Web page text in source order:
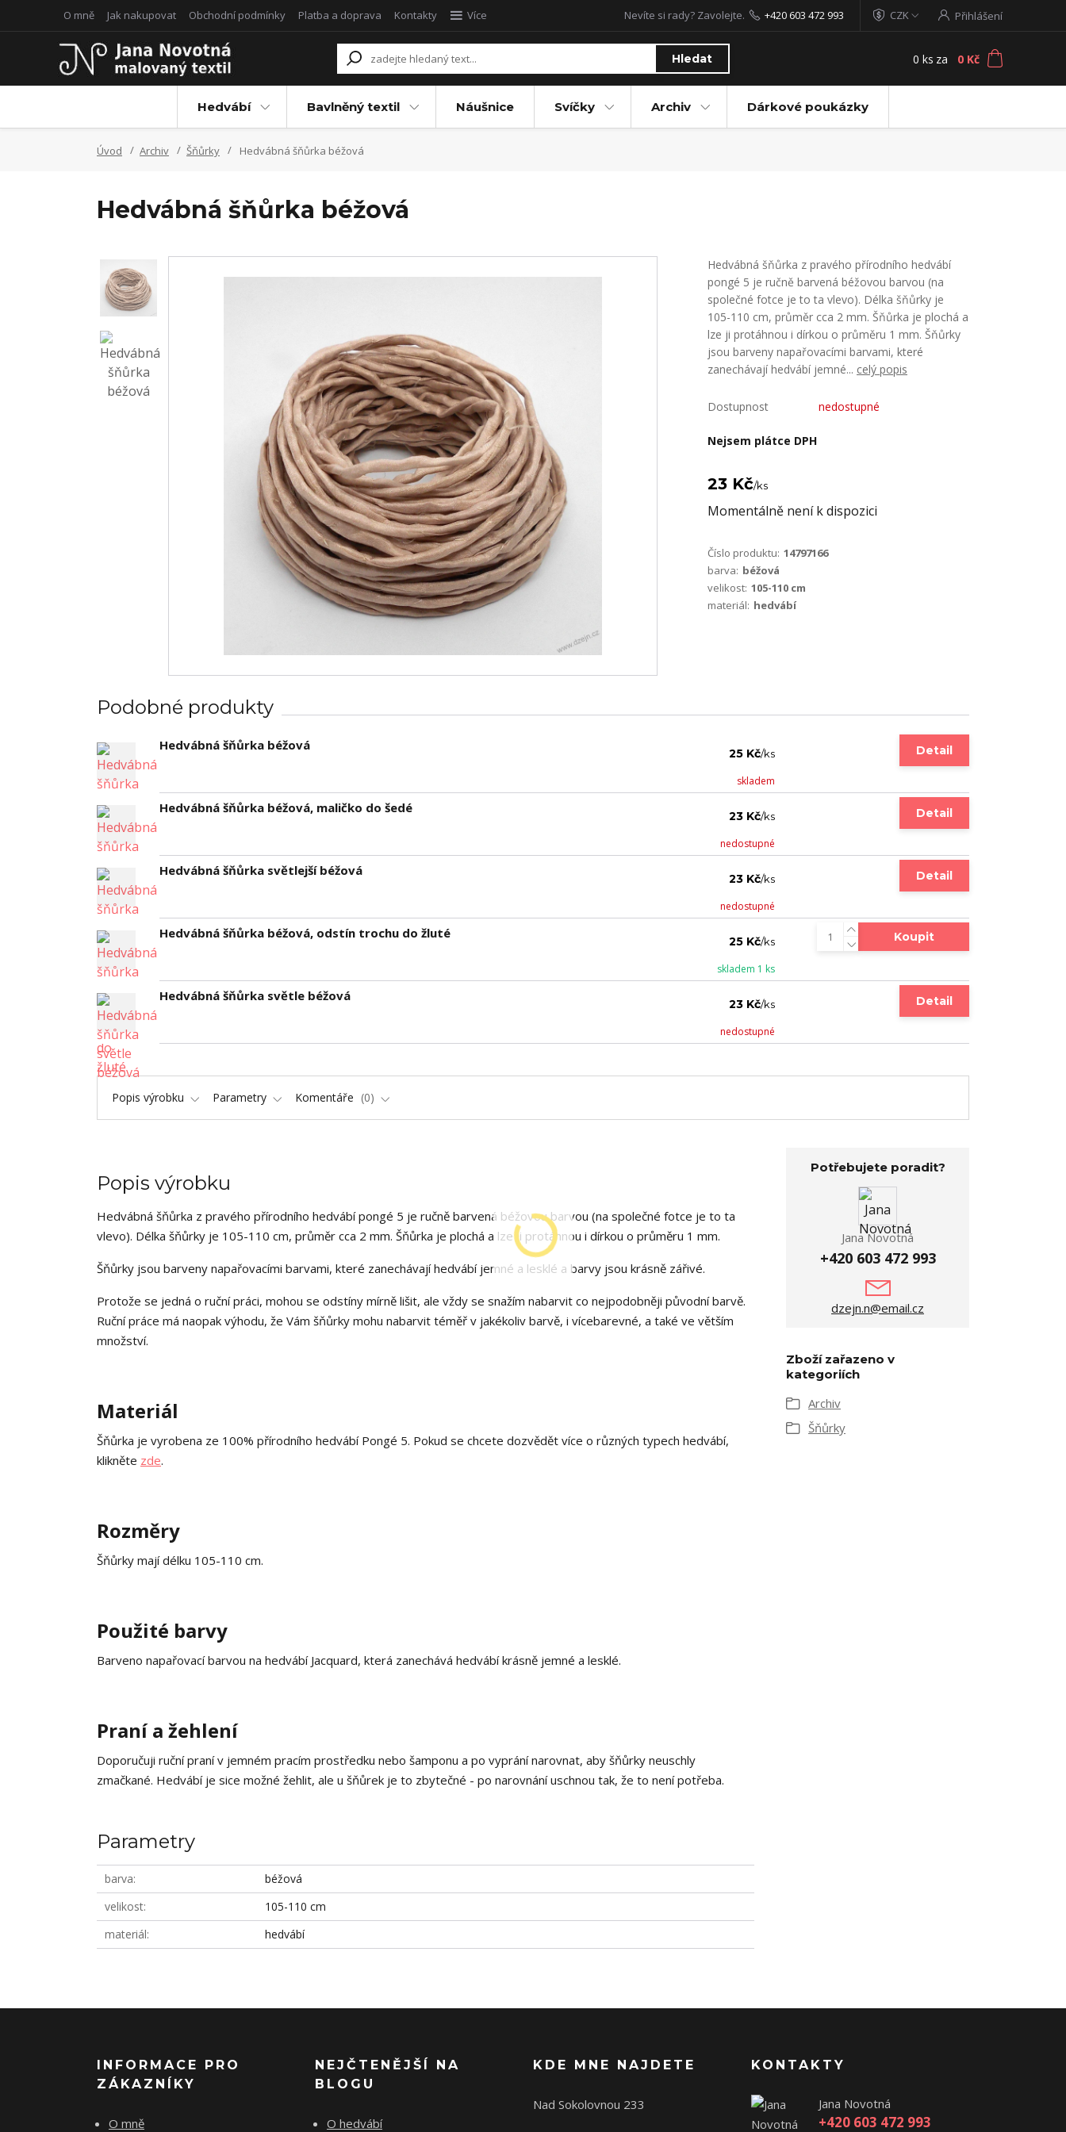
O mně Jak nakupovat Obchodní podmínky Platba a doprava Kontakty Více CZK Přihlášení
Hledat
Nevíte si rady? Zavolejte. +420 603 472 993
0 ks za 0 Kč
Hedvábí Bavlněný textil Náušnice Svíčky Archiv Dárkové poukázky
Úvod Archiv Šňůrky Hedvábná šňůrka béžová
Hedvábná šňůrka béžová
Hedvábná šňůrka z pravého přírodního hedvábí
pongé 5 je ručně barvená béžovou barvou (na
společné fotce je to ta vlevo). Délka šňůrky je
105-110 cm, průměr cca 2 mm. Šňůrka je plochá a
lze ji protáhnou i dírkou o průměru 1 mm. Šňůrky
jsou barveny napařovacími barvami, které
zanechávají hedvábí jemné... celý popis
Dostupnost nedostupné
Nejsem plátce DPH
23 Kč/ks
Momentálně není k dispozici
Číslo produktu: 14797166
barva: béžová
velikost: 105-110 cm
materiál: hedvábí
Podobné produkty
Hedvábná šňůrka béžová
25 Kč/ks
skladem
Detail
Hedvábná šňůrka béžová, maličko do šedé
23 Kč/ks
nedostupné
Detail
Hedvábná šňůrka světlejší béžová
23 Kč/ks
nedostupné
Detail
Hedvábná šňůrka béžová, odstín trochu do žluté
25 Kč/ks
skladem 1 ks
Koupit
Hedvábná šňůrka světle béžová
23 Kč/ks
nedostupné
Detail
Popis výrobku Parametry Komentáře 0
Popis výrobku
Hedvábná šňůrka z pravého přírodního hedvábí pongé 5 je ručně barvená béžovou barvou (na společné fotce je to ta
vlevo). Délka šňůrky je 105-110 cm, průměr cca 2 mm. Šňůrka je plochá a lze ji protáhnou i dírkou o průměru 1 mm.
Šňůrky jsou barveny napařovacími barvami, které zanechávají hedvábí jemné a lesklé a barvy jsou krásně zářivé.
Protože se jedná o ruční práci, mohou se odstíny mírně lišit, ale vždy se snažím nabarvit co nejpodobněji původní barvě.
Ruční práce má naopak výhodu, že Vám šňůrky mohu nabarvit téměř v jakékoliv barvě, i vícebarevné, a také ve větším
množství.
Materiál
Šňůrka je vyrobena ze 100% přírodního hedvábí Pongé 5. Pokud se chcete dozvědět více o různých typech hedvábí,
klikněte zde.
Rozměry
Šňůrky mají délku 105-110 cm.
Použité barvy
Barveno napařovací barvou na hedvábí Jacquard, která zanechává hedvábí krásně jemné a lesklé.
Praní a žehlení
Doporučuji ruční praní v jemném pracím prostředku nebo šamponu a po vyprání narovnat, aby šňůrky neuschly
zmačkané. Hedvábí je sice možné žehlit, ale u šňůrek je to zbytečné - po narovnání uschnou tak, že to není potřeba.
Parametry
barva
béžová
velikost
105-110 cm
materiál
hedvábí
Potřebujete poradit?
Jana Novotná
+420 603 472 993
dzejn.n@email.cz
Zboží zařazeno v
kategoriích
Archiv
Šňůrky
INFORMACE PRO
ZÁKAZNÍKY
O mně
NEJČTENĚJŠÍ NA
BLOGU
O hedvábí
KDE MNE NAJDETE
Nad Sokolovnou 233
KONTAKTY
Jana Novotná
+420 603 472 993